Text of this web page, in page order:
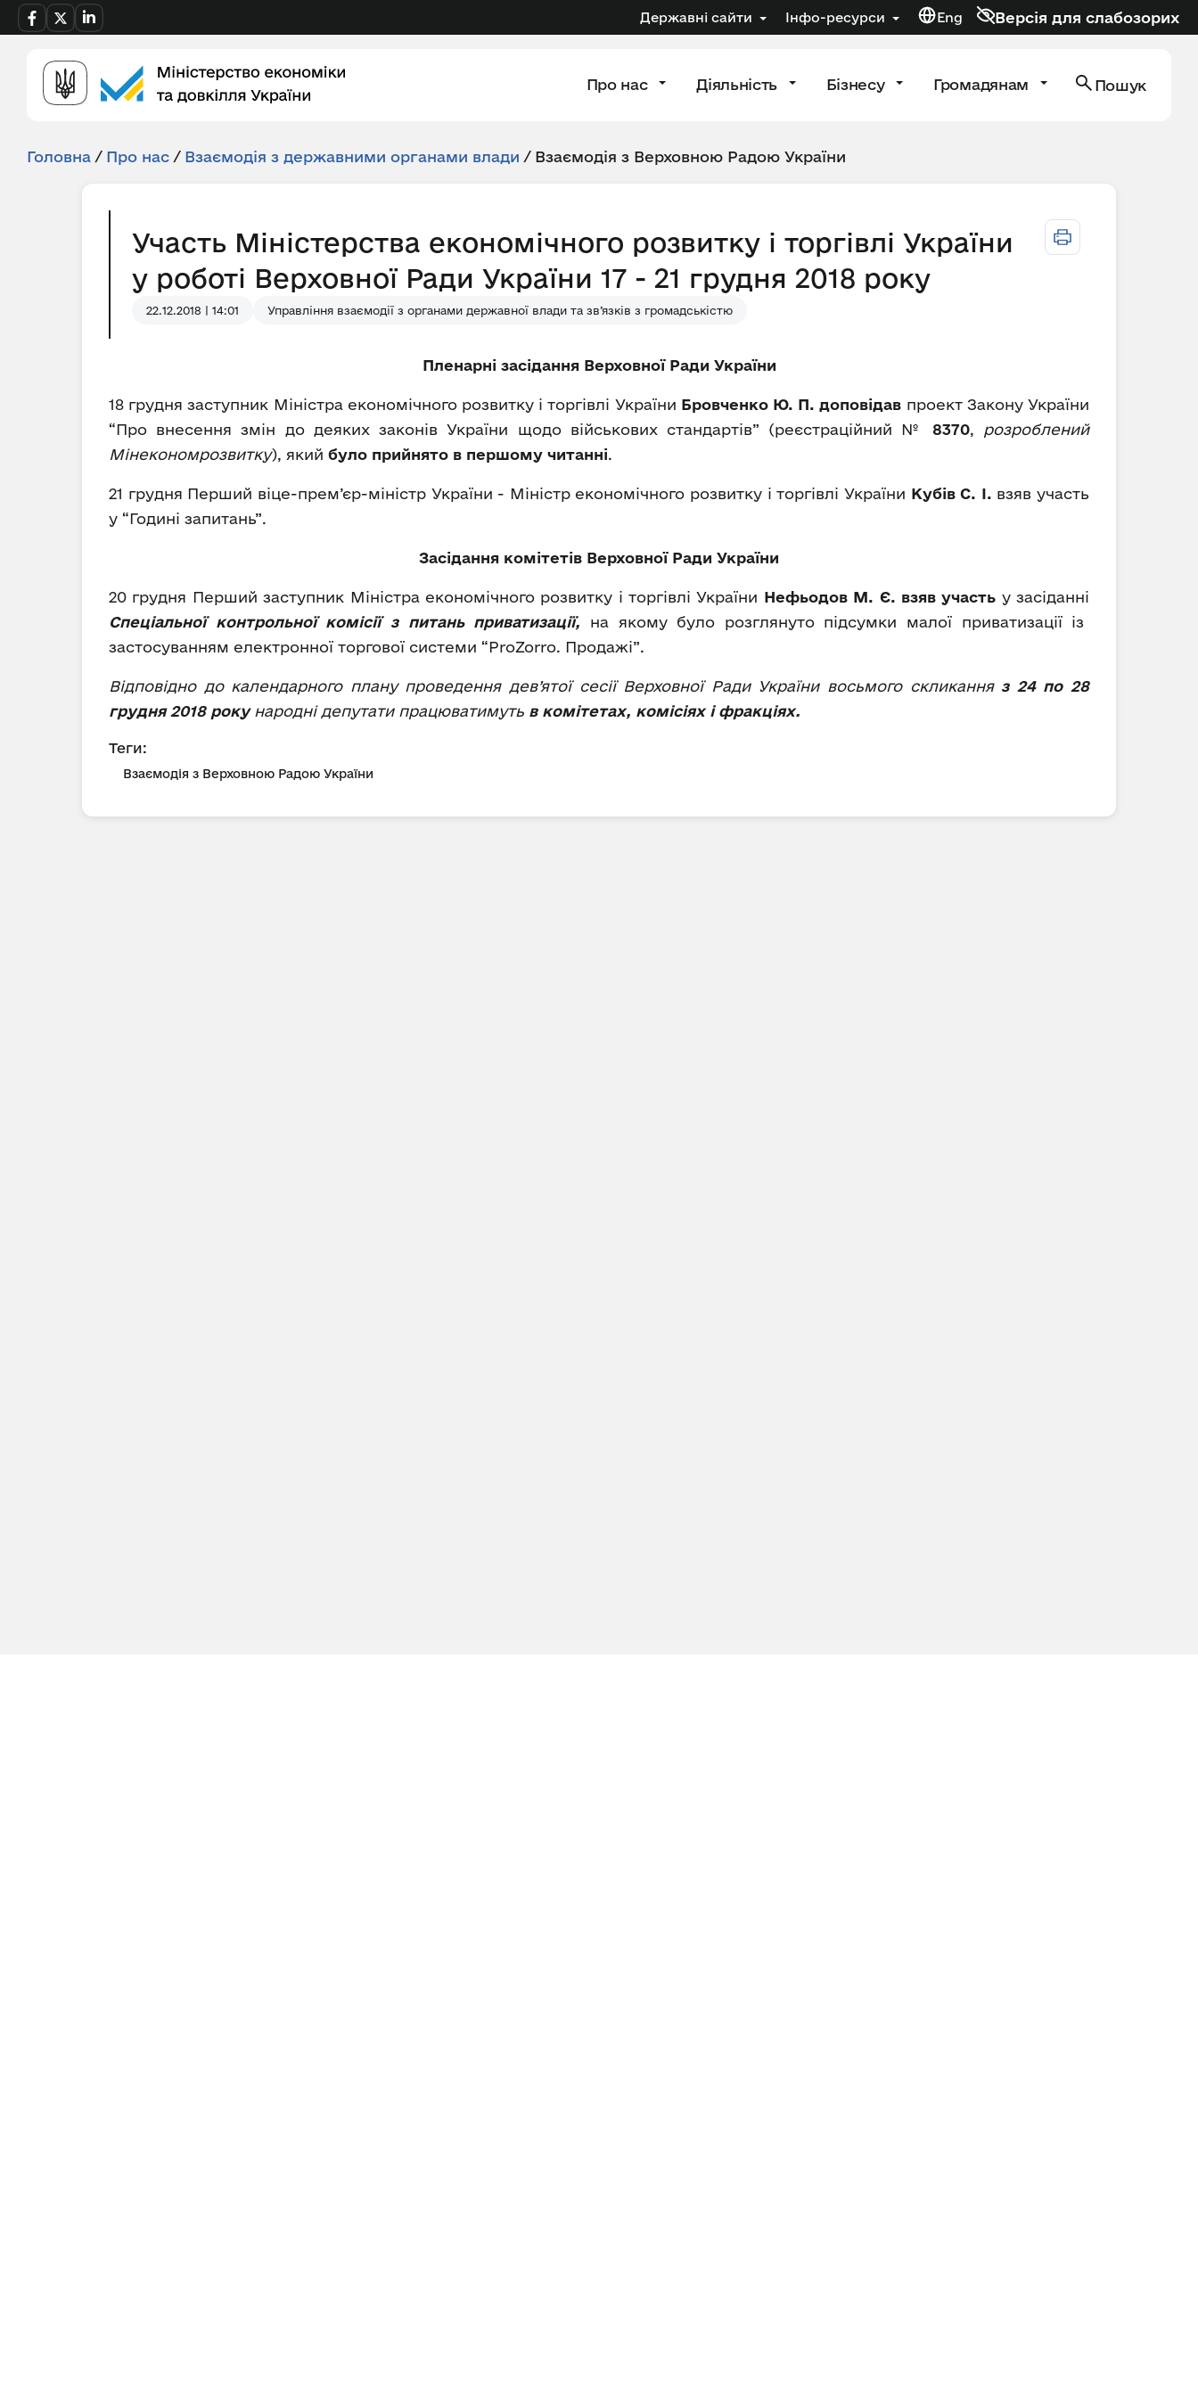
Державні сайти Інфо-ресурси Eng Версія для слабозорих
Про нас Діяльність Бізнесу Громадянам Пошук
Головна / Про нас / Взаємодія з державними органами влади / Взаємодія з Верховною Радою України
Участь Міністерства економічного розвитку і торгівлі України
у роботі Верховної Ради України 17 - 21 грудня 2018 року
22.12.2018 | 14:01 Управління взаємодії з органами державної влади та зв’язків з громадськістю
Пленарні засідання Верховної Ради України
18 грудня заступник Міністра економічного розвитку і торгівлі України Бровченко Ю. П. доповідав проект Закону України
“Про внесення змін до деяких законів України щодо військових стандартів” (реєстраційний № 8370,
розроблений
Мінекономрозвитку), який було прийнято в першому читанні.
21 грудня Перший віце-прем’єр-міністр України - Міністр економічного розвитку і торгівлі України Кубів С. І. взяв участь
у “Годині запитань”.
Засідання комітетів Верховної Ради України
20 грудня Перший заступник Міністра економічного розвитку і торгівлі України Нефьодов М. Є. взяв участь у засіданні
Спеціальної контрольної комісії з питань приватизації, на якому було розглянуто підсумки малої приватизації із
застосуванням електронної торгової системи “ProZorro. Продажі”.
Відповідно до календарного плану проведення дев’ятої сесії Верховної Ради України восьмого скликання з 24 по 28
грудня 2018 року народні депутати працюватимуть в комітетах, комісіях і фракціях.
Теги:
Взаємодія з Верховною Радою України